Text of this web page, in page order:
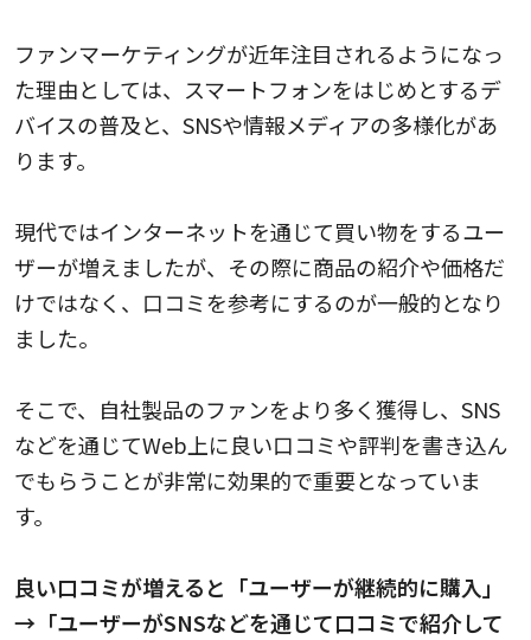
ファンマーケティングが近年注目されるようになっ
た理由としては、スマートフォンをはじめとするデ
バイスの普及と、SNSや情報メディアの多様化があ
ります。
現代ではインターネットを通じて買い物をするユー
ザーが増えましたが、その際に商品の紹介や価格だ
けではなく、口コミを参考にするのが一般的となり
ました。
そこで、自社製品のファンをより多く獲得し、SNS
などを通じてWeb上に良い口コミや評判を書き込ん
でもらうことが非常に効果的で重要となっていま
す。
良い口コミが増えると「ユーザーが継続的に購入」
→「ユーザーがSNSなどを通じて口コミで紹介して